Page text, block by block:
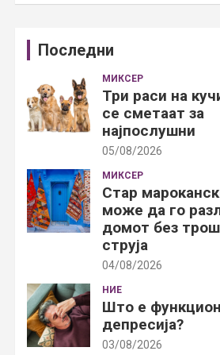
Последни
МИКСЕР
Три раси на
се сметаат за
најпослушни
05/08/2026
МИКСЕР
Стар
може да го
домот без
струја
04/08/2026
НИЕ
Што е
депресија?
03/08/2026